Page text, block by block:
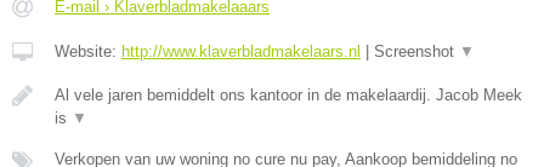
E-mail › Klaverbladmakelaaars
Website: http://www.klaverbladmakelaars.nl Screenshot ▼
Al vele jaren bemiddelt ons kantoor in de makelaardij. Jacob Meek
is ▼
Verkopen van uw woning no cure nu pay, Aankoop bemiddeling no